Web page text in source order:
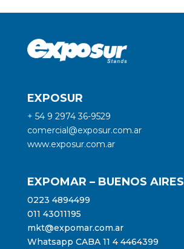
EXPOSUR
+ 54 9 2974 36-9529
comercial@exposur.com.ar
www.exposur.com.ar
EXPOMAR – BUENOS AIRES
0223 4894499
011 43011195
mkt@expomar.com.ar
Whatsapp CABA 11 4 4464399